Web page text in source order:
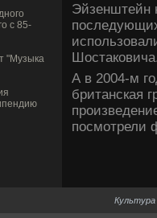
с 85-
"Музыка
Эйзенштейн
А в 2004-м
британская
посмотрели
Культура